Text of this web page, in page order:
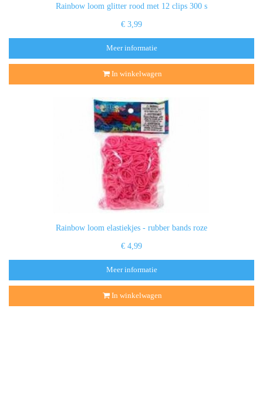
Rainbow loom glitter rood met 12 clips 300 s
€ 3,99
Meer informatie
In winkelwagen
Rainbow loom elastiekjes - rubber bands roze
€ 4,99
Meer informatie
In winkelwagen